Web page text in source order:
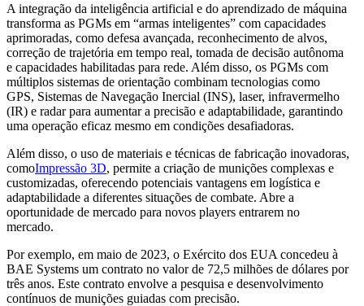
A integração da inteligência artificial e do aprendizado de máquina
transforma as PGMs em “armas inteligentes” com capacidades
aprimoradas, como defesa avançada, reconhecimento de alvos,
correção de trajetória em tempo real, tomada de decisão autônoma
e capacidades habilitadas para rede. Além disso, os PGMs com
múltiplos sistemas de orientação combinam tecnologias como
GPS, Sistemas de Navegação Inercial (INS), laser, infravermelho
(IR) e radar para aumentar a precisão e adaptabilidade, garantindo
uma operação eficaz mesmo em condições desafiadoras.
Além disso, o uso de materiais e técnicas de fabricação inovadoras,
comoImpressão 3D, permite a criação de munições complexas e
customizadas, oferecendo potenciais vantagens em logística e
adaptabilidade a diferentes situações de combate. Abre a
oportunidade de mercado para novos players entrarem no
mercado.
Por exemplo, em maio de 2023, o Exército dos EUA concedeu à
BAE Systems um contrato no valor de 72,5 milhões de dólares por
três anos. Este contrato envolve a pesquisa e desenvolvimento
contínuos de munições guiadas com precisão.